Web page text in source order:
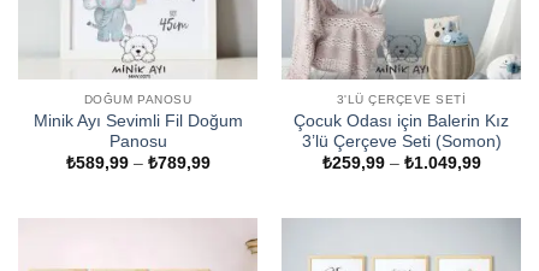
DOĞUM PANOSU
Minik Ayı Sevimli Fil Doğum
Panosu
₺589,99 – ₺789,99Fiyat
3'LÜ ÇERÇEVE SETI
Çocuk Odası için Balerin Kız
3’lü Çerçeve Seti (Somon)
₺259,99 – ₺1.049,99Fiyat